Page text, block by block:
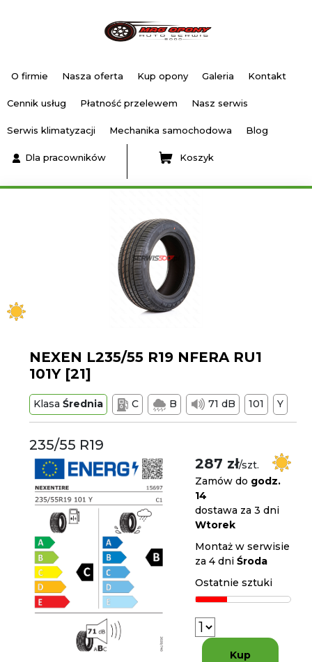
O firmie Nasza oferta Kup opony Galeria Kontakt
Cennik usług Płatność przelewem Nasz serwis
Serwis klimatyzacji Mechanika samochodowa Blog
Dla pracowników Koszyk
NEXEN L235/55 R19 NFERA RU1
101Y [21]
KlasaŚrednia C B 71 dB 101 Y
235/55 R19
287 zł/szt.
Zamów do godz.
14
dostawa za 3 dni
Wtorek
Montaż w serwisie
za 4 dniŚroda
Ostatnie sztuki
Kup